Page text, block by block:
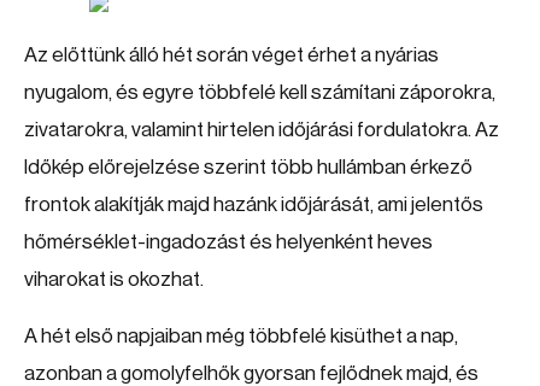
Az előttünk álló hét során véget érhet a nyárias
nyugalom, és egyre többfelé kell számítani záporokra,
zivatarokra, valamint hirtelen időjárási fordulatokra. Az
Időkép előrejelzése szerint több hullámban érkező
frontok alakítják majd hazánk időjárását, ami jelentős
hőmérséklet-ingadozást és helyenként heves
viharokat is okozhat.
A hét első napjaiban még többfelé kisüthet a nap,
azonban a gomolyfelhők gyorsan fejlődnek majd, és